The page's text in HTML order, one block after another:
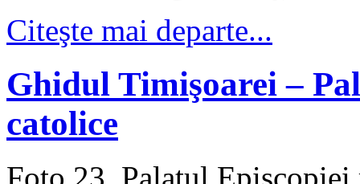
Citeşte mai departe...
Ghidul Timişoarei –
catolice